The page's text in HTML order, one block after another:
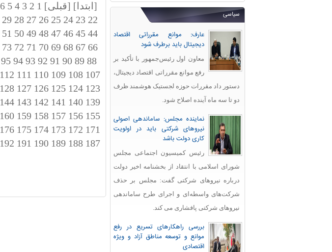
سیاسی
عارف: موانع مقرراتی اقتصاد
دیجیتال باید برطرف شود
معاون اول رئیس‌جمهور با تأکید بر
رفع موانع مقرراتی اقتصاد دیجیتال،
دستور داد مقررات حوزه لجستیک هوشمند ظرف
دو تا سه ماه آینده اصلاح شود.
نماینده مجلس: ساماندهی اصولی
نیروهای شرکتی باید در اولویت
کاری دولت باشد
رئیس کمیسیون اجتماعی مجلس
شورای اسلامی با انتقاد از بخشنامه اخیر دولت
درباره نیروهای شرکتی گفت: مجلس بر حذف
شرکت‌های واسطه‌ای و اجرای طرح ساماندهی
نیروهای شرکتی پافشاری می کند.
بررسی راهکارهای تسریع در رفع
موانع و توسعه مناطق آزاد و ویژه
اقتصادی
[ابتدا] [قبلی] 1
2
3
4
5
6
22
23
24
25
26
27
28
29
44
45
46
47
48
49
50
51
66
67
68
69
70
71
72
73
88
89
90
91
92
93
94
95
107
108
109
110
111
112
123
124
125
126
127
128
139
140
141
142
143
144
155
156
157
158
159
160
171
172
173
174
175
176
187
188
189
190
191
192